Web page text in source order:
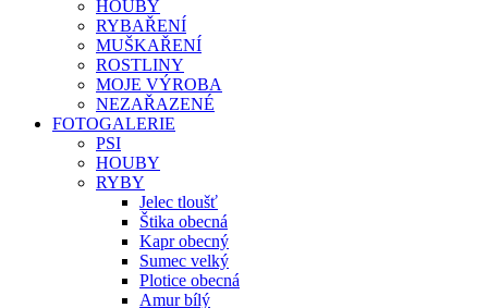
HOUBY
RYBAŘENÍ
MUŠKAŘENÍ
ROSTLINY
MOJE VÝROBA
NEZAŘAZENÉ
FOTOGALERIE
PSI
HOUBY
RYBY
Jelec tloušť
Štika obecná
Kapr obecný
Sumec velký
Plotice obecná
Amur bílý